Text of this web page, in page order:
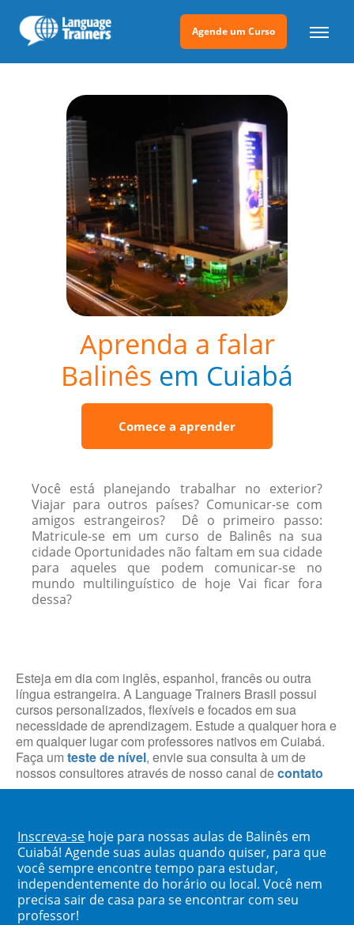
Agende um Curso
Aprenda a falar
Balinês em Cuiabá
Comece a aprender
Você está planejando trabalhar no exterior?
Viajar para outros países? Comunicar-se com
amigos estrangeiros? Dê o primeiro passo:
Matricule-se em um curso de Balinês na sua
cidade Oportunidades não faltam em sua cidade
para aqueles que podem comunicar-se no
mundo multilinguístico de hoje Vai ficar fora
dessa?
Esteja em dia com inglês, espanhol, francês ou outra
língua estrangeira. A Language Trainers Brasil possui
cursos personalizados, flexíveis e focados em sua
necessidade de aprendizagem. Estude a qualquer hora e
em qualquer lugar com professores nativos em Cuiabá.
Faça um teste de nível, envie sua consulta à um de
nossos consultores através de nosso canal decontato
Inscreva-se hoje para nossas aulas de Balinês em
Cuiabá! Agende suas aulas quando quiser, para que
você sempre encontre tempo para estudar,
independentemente do horário ou local. Você nem
precisa sair de casa para se encontrar com seu
professor!